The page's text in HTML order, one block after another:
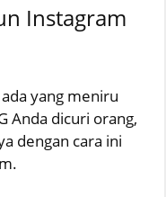
Instagram
yang meniru
Anda dicuri orang,
dengan cara ini